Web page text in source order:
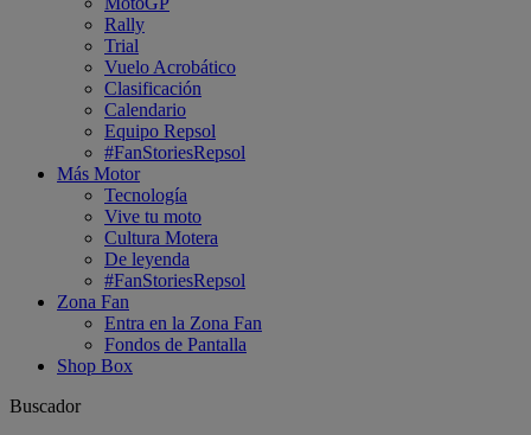
Rally
Trial
Vuelo Acrobático
Clasificación
Calendario
Equipo Repsol
#FanStoriesRepsol
Más Motor
Tecnología
Vive tu moto
Cultura Motera
De leyenda
#FanStoriesRepsol
Zona Fan
Entra en la Zona Fan
Fondos de Pantalla
Shop Box
Buscador